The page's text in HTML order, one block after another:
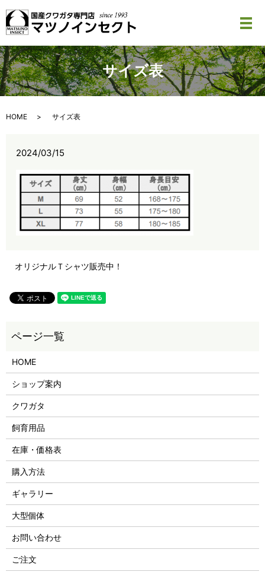
メ
サイズ表
HOME サイズ表
2024/03/15
オリジナルＴシャツ販売中！
HOME
ショップ案内
クワガタ
飼育用品
在庫・価格表
購入方法
ギャラリー
大型個体
お問い合わせ
ご注文